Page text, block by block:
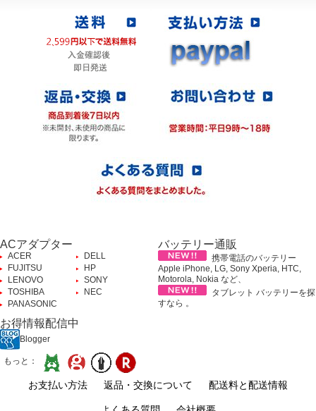
ACアダプター
ACER
DELL
FUJITSU
HP
LENOVO
SONY
TOSHIBA
NEC
PANASONIC
バッテリー通販
携帯電話のバッテリー
Apple iPhone, LG, Sony Xperia, HTC,
Motorola, Nokia など、
タブレット バッテリーを探
すなら 。
お得情報配信中
Blogger
もっと：
お支払い方法 返品・交換について 配送料と配送情報